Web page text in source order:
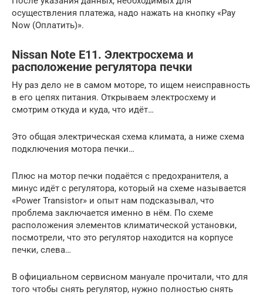
осуществления платежа, надо нажать на кнопку «Pay
Now (Оплатить)».
Nissan Note E11. Электросхема и
расположение регулятора печки
Ну раз дело не в самом моторе, то ищем неисправность
в его цепях питания. Открываем электросхему и
смотрим откуда и куда, что идёт…
Это общая электрическая схема климата, а ниже схема
подключения мотора печки…
Плюс на мотор печки подаётся с предохранителя, а
минус идёт с регулятора, который на схеме называется
«Power Transistor» и опыт нам подсказывал, что
проблема заключается именно в нём. По схеме
расположения элементов климатической установки,
посмотрели, что это регулятор находится на корпусе
печки, слева…
В официальном сервисном мануале прочитали, что для
того чтобы снять регулятор, нужно полностью снять